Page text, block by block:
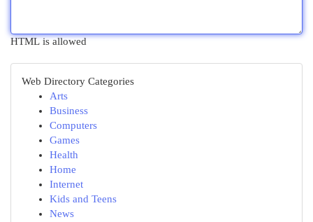
HTML is allowed
Web Directory Categories
Arts
Business
Computers
Games
Health
Home
Internet
Kids and Teens
News